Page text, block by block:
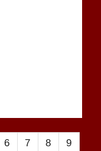
6 7 8
9